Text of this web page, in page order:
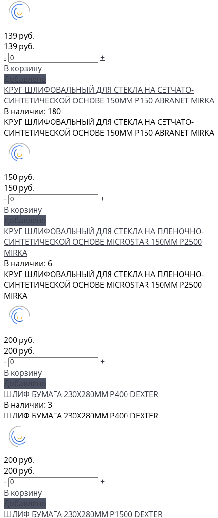
139 руб.
139 руб.
-
+
В корзину
Добавлено
КРУГ ШЛИФОВАЛЬНЫЙ ДЛЯ СТЕКЛА НА СЕТЧАТО-
СИНТЕТИЧЕСКОЙ ОСНОВЕ 150ММ Р150 ABRANET MIRKA
В наличии: 180
КРУГ ШЛИФОВАЛЬНЫЙ ДЛЯ СТЕКЛА НА СЕТЧАТО-
СИНТЕТИЧЕСКОЙ ОСНОВЕ 150ММ Р150 ABRANET MIRKA
150 руб.
150 руб.
-
+
В корзину
Добавлено
КРУГ ШЛИФОВАЛЬНЫЙ ДЛЯ СТЕКЛА НА ПЛЕНОЧНО-
СИНТЕТИЧЕСКОЙ ОСНОВЕ MICROSTAR 150ММ Р2500
MIRKA
В наличии: 6
КРУГ ШЛИФОВАЛЬНЫЙ ДЛЯ СТЕКЛА НА ПЛЕНОЧНО-
СИНТЕТИЧЕСКОЙ ОСНОВЕ MICROSTAR 150ММ Р2500
MIRKA
200 руб.
200 руб.
-
+
В корзину
Добавлено
ШЛИФ БУМАГА 230Х280ММ P400 DEXTER
В наличии: 3
ШЛИФ БУМАГА 230Х280ММ P400 DEXTER
200 руб.
200 руб.
-
+
В корзину
Добавлено
ШЛИФ БУМАГА 230Х280ММ P1500 DEXTER